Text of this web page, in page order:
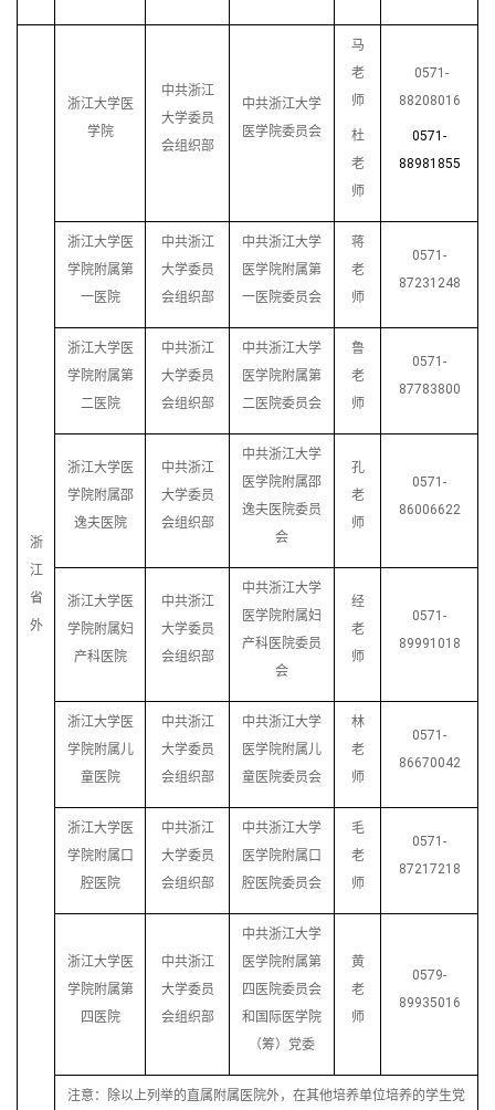
浙
江
省
外
浙江大学医
学院
中共浙江
大学委员
会组织部
中共浙江大学
医学院委员会
马
老
师
杜
老
师
0571-
88208016
0571-
88981855
浙江大学医
学院附属第
一医院
中共浙江
大学委员
会组织部
中共浙江大学
医学院附属第
一医院委员会
蒋
老
师
0571-
87231248
浙江大学医
学院附属第
二医院
中共浙江
大学委员
会组织部
中共浙江大学
医学院附属第
二医院委员会
鲁
老
师
0571-
87783800
浙江大学医
学院附属邵
逸夫医院
中共浙江
大学委员
会组织部
中共浙江大学
医学院附属邵
逸夫医院委员
会
孔
老
师
0571-
86006622
浙江大学医
学院附属妇
产科医院
中共浙江
大学委员
会组织部
中共浙江大学
医学院附属妇
产科医院委员
会
经
老
师
0571-
89991018
浙江大学医
学院附属儿
童医院
中共浙江
大学委员
会组织部
中共浙江大学
医学院附属儿
童医院委员会
林
老
师
0571-
86670042
浙江大学医
学院附属口
腔医院
中共浙江
大学委员
会组织部
中共浙江大学
医学院附属口
腔医院委员会
毛
老
师
0571-
87217218
浙江大学医
学院附属第
四医院
中共浙江
大学委员
会组织部
中共浙江大学
医学院附属第
四医院委员会
和国际医学院
（筹）党委
黄
老
师
0579-
89935016
注意：除以上列举的直属附属医院外，在其他培养单位培养的学生党